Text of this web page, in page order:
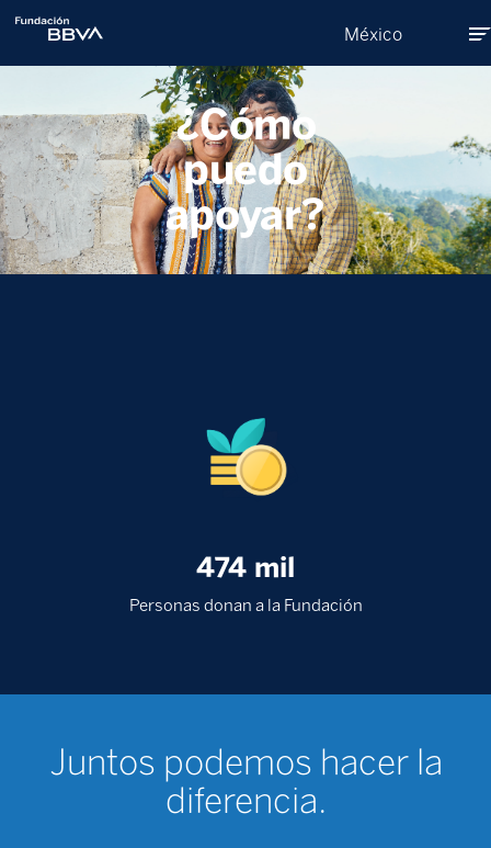
México
Programas
Donativos
¿Cómo
puedo
apoyar?
474 mil
Personas donan a la Fundación
Juntos podemos hacer la
diferencia.